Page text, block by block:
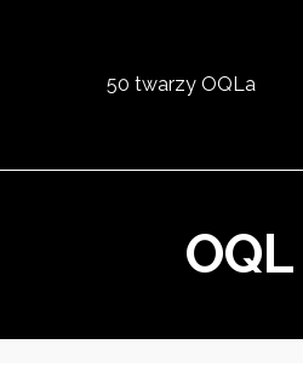
50 twarzy OQLa
OQL